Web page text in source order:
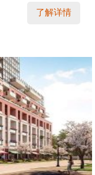
了解详情